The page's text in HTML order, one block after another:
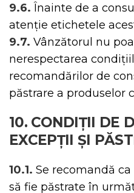
9.6. Înainte de a
atenție etichetele
9.7. Vânzătorul nu
nerespectarea
recomandărilor de
păstrare a produselor
10. CONDIȚII DE
EXCEPȚII ȘI
10.1. Se recomandă
să fie păstrate în